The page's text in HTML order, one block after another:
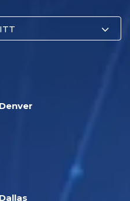
Denver
Dallas